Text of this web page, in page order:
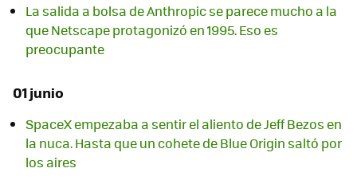
La salida a bolsa de Anthropic se parece mucho a la
que Netscape protagonizó en 1995. Eso es
preocupante
01 junio
SpaceX empezaba a sentir el aliento de Jeff Bezos en
la nuca. Hasta que un cohete de Blue Origin saltó por
los aires